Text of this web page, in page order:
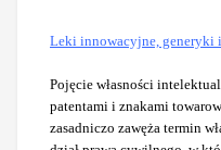
Leki innowacyjne, generyki
Pojęcie własności
patentami i znakami
zasadniczo zawęża termin